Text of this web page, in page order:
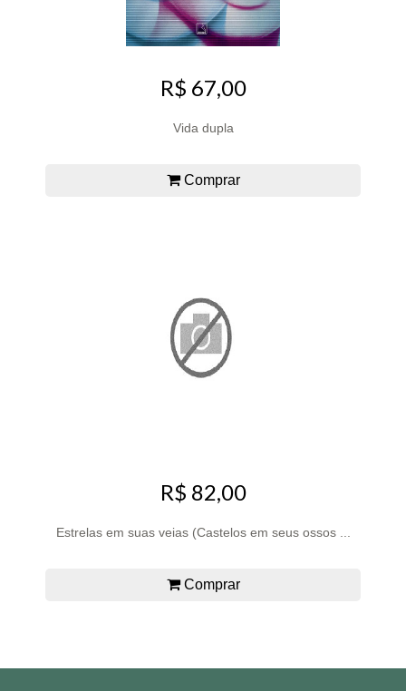
R$ 67,00
Vida dupla
Comprar
R$ 82,00
Estrelas em suas veias (Castelos em seus ossos ...
Comprar